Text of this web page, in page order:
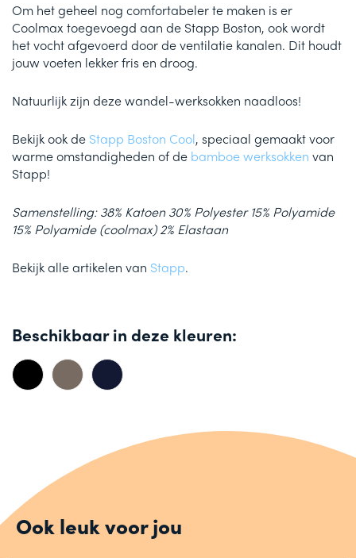
Om het geheel nog comfortabeler te maken is er
Coolmax toegevoegd aan de Stapp Boston, ook wordt
het vocht afgevoerd door de ventilatie kanalen. Dit houdt
jouw voeten lekker fris en droog.
Natuurlijk zijn deze wandel-werksokken naadloos!
Bekijk ook de Stapp Boston Cool, speciaal gemaakt voor
warme omstandigheden of de bamboe werksokken van
Stapp!
Samenstelling: 38% Katoen 30% Polyester 15% Polyamide
15% Polyamide (coolmax) 2% Elastaan
Bekijk alle artikelen van Stapp.
Beschikbaar in deze kleuren:
Ook leuk voor jou